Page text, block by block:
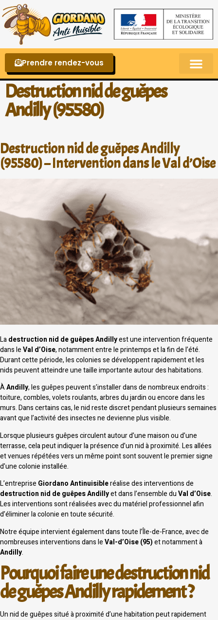
Prendre rendez-vous
Destruction nid de guêpes
Andilly (95580)
Destruction nid de guêpes Andilly
(95580) – Intervention dans le Val d’Oise
Ladestruction nid de guêpes Andillyest une intervention fréquente
dans leVal d’Oise, notamment entre le printemps et la fin de l’été.
Durant cette période, les colonies se développent rapidement et les
nids peuvent atteindre une taille importante autour des habitations.
ÀAndilly, les guêpes peuvent s’installer dans de nombreux endroits :
toiture, combles, volets roulants, arbres du jardin ou encore dans les
murs. Dans certains cas, le nid reste discret pendant plusieurs semaines
avant que l’activité des insectes ne devienne plus visible.
Lorsque plusieurs guêpes circulent autour d’une maison ou d’une
terrasse, cela peut indiquer la présence d’un nid à proximité. Les allées
et venues répétées vers un même point sont souvent le premier signe
d’une colonie installée.
L’entreprise Giordano Antinuisibleréalise des interventions de
destruction nid de guêpes Andillyet dans l’ensemble duVal d’Oise.
Les interventions sont réalisées avec du matériel professionnel afin
d’éliminer la colonie en toute sécurité.
Notre équipe intervient également dans toute l’Île-de-France, avec de
nombreuses interventions dans leVal-d’Oise (95)et notamment à
Andilly.
Pourquoi faire une destruction nid
de guêpes Andilly rapidement ?
Un nid de guêpes situé à proximité d’une habitation peut rapidement